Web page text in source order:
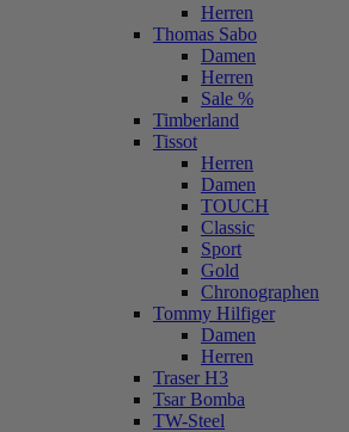
Herren
Thomas Sabo
Damen
Herren
Sale %
Timberland
Tissot
Herren
Damen
TOUCH
Classic
Sport
Gold
Chronographen
Tommy Hilfiger
Damen
Herren
Traser H3
Tsar Bomba
TW-Steel